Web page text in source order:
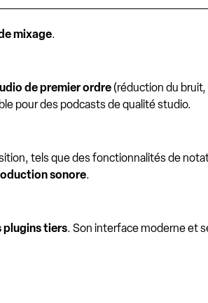
mixage.
de premier ordre(réduction du bruit,
pour des podcasts de qualité studio.
tels que des fonctionnalités de
sonore.
tiers. Son interface moderne et